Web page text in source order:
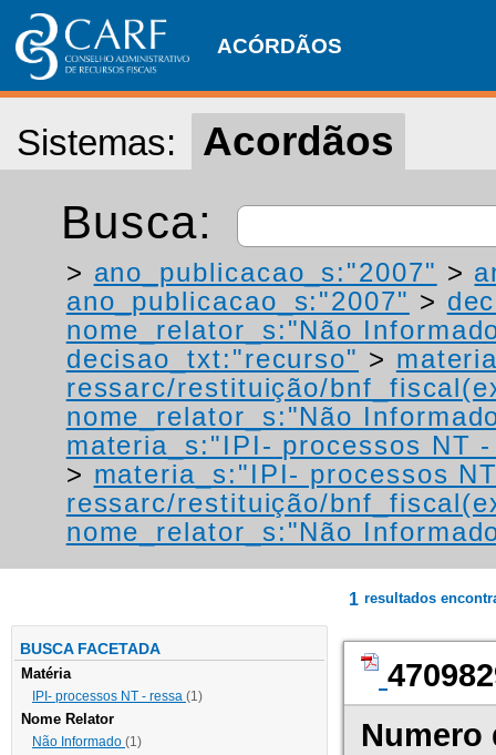
ACÓRDÃOS
Sistemas: Acordãos
Busca:
> ano_publicacao_s:"2007" >
ano_publicacao_s:"2007" >
nome_relator_s:"Não
decisao_txt:"recurso" >
ressarc/restituição/
nome_relator_s:"Não
materia_s:"IPI- processos NT
> materia_s:"IPI- processos
ressarc/restituição/
nome_relator_s:"Não
BUSCA FACETADA
Matéria
IPI- processos NT - ressa (1)
Nome Relator
Não Informado (1)
1 resultados
Numero